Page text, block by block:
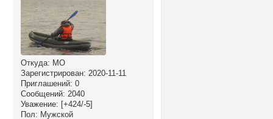
Откуда: МО
Зарегистрирован: 2020-11-11
Приглашений: 0
Сообщений: 2040
Уважение: [+424/-5]
Пол: Мужской